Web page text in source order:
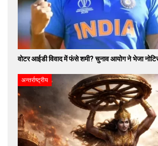
वोटर आईडी विवाद में फंसे शमी? चुनाव आयोग ने भेजा
अन्तर्राष्ट्रीय